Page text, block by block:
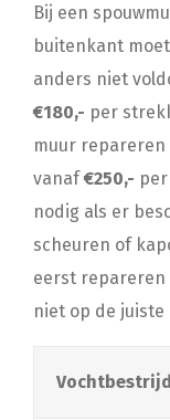
Bij een
buitenkant
anders niet
€180,- per
muur
vanaf€250,-
nodig als er
scheuren of
eerst
niet op de juiste